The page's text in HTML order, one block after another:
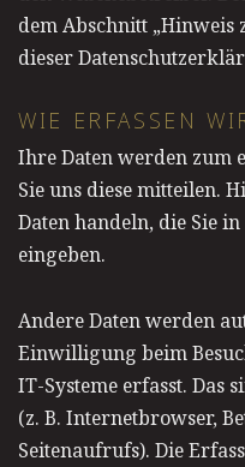
dem Abschnitt
dieser
WIE ERFASSEN
Ihre Daten werden zum
Sie uns diese mitteilen.
Daten handeln, die Sie
eingeben.
Andere Daten werden
Einwilligung beim
IT-Systeme erfasst. Das
(z. B. Internetbrowser,
Seitenaufrufs). Die